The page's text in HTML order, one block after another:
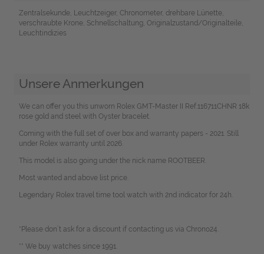
Zentralsekunde, Leuchtzeiger, Chronometer, drehbare Lünette,
verschraubte Krone, Schnellschaltung, Originalzustand/Originalteile,
Leuchtindizies
Unsere Anmerkungen
We can offer you this unworn Rolex GMT-Master II Ref.116711CHNR 18k
rose gold and steel with Oyster bracelet.
Coming with the full set of over box and warranty papers - 2021. Still
under Rolex warranty until 2026.
This model is also going under the nick name ROOTBEER.
Most wanted and above list price.
Legendary Rolex travel time tool watch with 2nd indicator for 24h.
*Please don`t ask for a discount if contacting us via Chrono24.
** We buy watches since 1991.